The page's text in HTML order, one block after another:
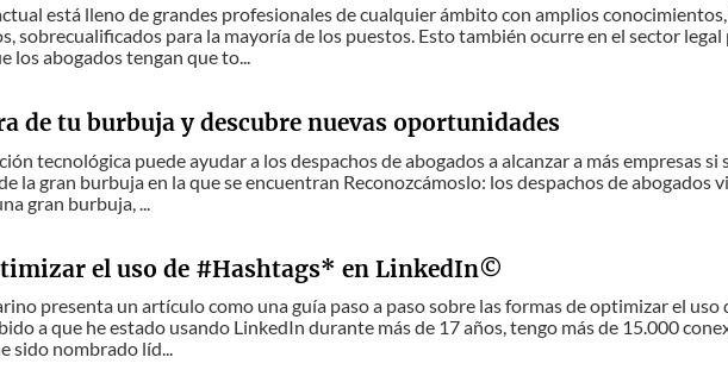
está lleno de grandes profesionales de cualquier ámbito con amplios conocimientos,
sobrecualificados para la mayoría de los puestos. Esto también ocurre en el sector legal
los abogados tengan que to...
de tu burbuja y descubre nuevas oportunidades
tecnológica puede ayudar a los despachos de abogados a alcanzar a más empresas si
la gran burbuja en la que se encuentran Reconozcámoslo: los despachos de abogados
gran burbuja, ...
el uso de #Hashtags* en LinkedIn©
presenta un artículo como una guía paso a paso sobre las formas de optimizar el uso
a que he estado usando LinkedIn durante más de 17 años, tengo más de 15.000
sido nombrado líd...